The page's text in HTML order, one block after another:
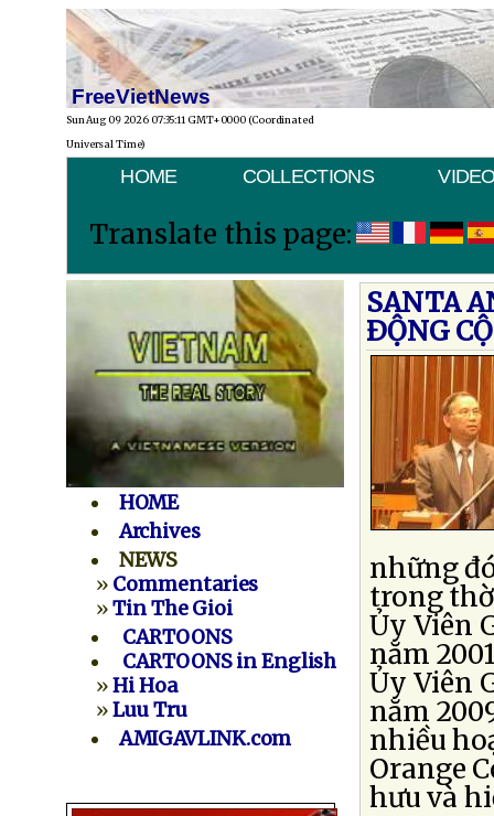
FreeVietNews
Sun Aug 09 2026 07:35:11 GMT+0000 (Coordinated
Universal Time)
HOME COLLECTIONS
Translate this page:
HOME
Archives
NEWS
» Commentaries
»Tin The Gioi
CARTOONS
CARTOONS in English
»Hi Hoa
»Luu Tru
AMIGAVLINK.com
SANTA
ÐỘNG
những
trong
Ủy Viên
năm
Ủy Viên
năm
nhiều
Orange
hưu và